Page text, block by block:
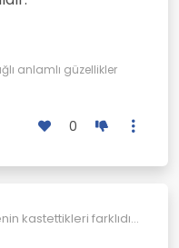
anlamlı güzellikler
0
kastettikleri farklıdır.